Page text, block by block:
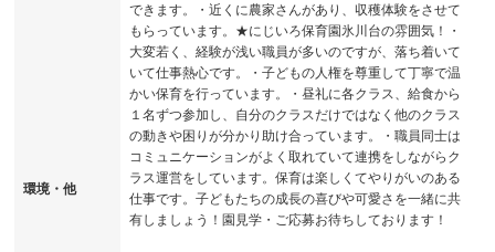
環境・他
できます。・近くに農家さんがあり、収穫体験をさせて
もらっています。★にじいろ保育園氷川台の雰囲気！・
大変若く、経験が浅い職員が多いのですが、落ち着いて
いて仕事熱心です。・子どもの人権を尊重して丁寧で温
かい保育を行っています。・昼礼に各クラス、給食から
１名ずつ参加し、自分のクラスだけではなく他のクラス
の動きや困りが分かり助け合っています。・職員同士は
コミュニケーションがよく取れていて連携をしながらク
ラス運営をしています。保育は楽しくてやりがいのある
仕事です。子どもたちの成長の喜びや可愛さを一緒に共
有しましょう！園見学・ご応募お待ちしております！